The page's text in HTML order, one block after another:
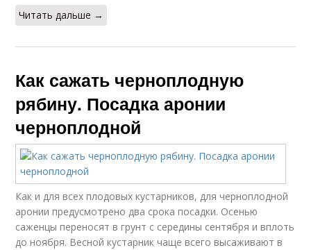
Читать дальше →
Как сажать черноплодную
рябину. Посадка аронии
черноплодной
Как и для всех плодовых кустарников, для черноплодной
аронии предусмотрено два срока посадки. Осенью
саженцы переносят в грунт с середины сентября и вплоть
до ноября. Весной кустарник чаще всего высаживают в